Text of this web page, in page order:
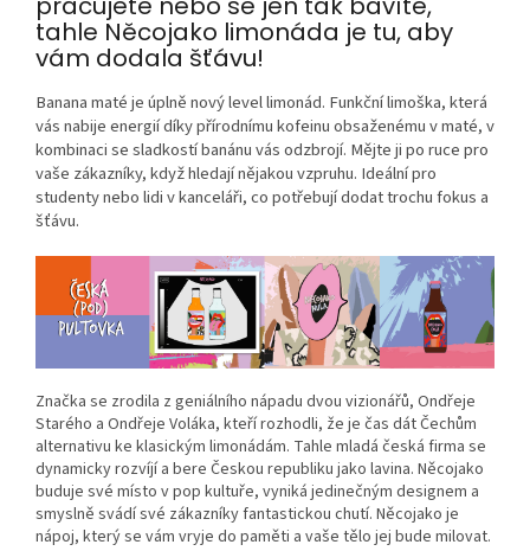
tahle Něcojako limonáda je tu, aby
vám dodala šťávu!
Banana maté je úplně nový level limonád. Funkční limoška, která
vás nabije energií díky přírodnímu kofeinu obsaženému v maté, v
kombinaci se sladkostí banánu vás odzbrojí. Mějte ji po ruce pro
vaše zákazníky, když hledají nějakou vzpruhu. Ideální pro
studenty nebo lidi v kanceláři, co potřebují dodat trochu fokus a
šťávu.
Značka se zrodila z geniálního nápadu dvou vizionářů, Ondřeje
Starého a Ondřeje Voláka, kteří rozhodli, že je čas dát Čechům
alternativu ke klasickým limonádám. Tahle mladá česká firma se
dynamicky rozvíjí a bere Českou republiku jako lavina. Něcojako
buduje své místo v pop kultuře, vyniká jedinečným designem a
smyslně svádí své zákazníky fantastickou chutí. Něcojako je
nápoj, který se vám vryje do paměti a vaše tělo jej bude milovat.